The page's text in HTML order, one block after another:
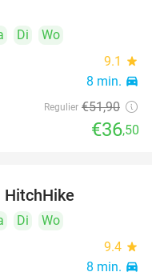
Di
Wo
9.1 star
8 min. directions_car
Regulier €51,90
€36,50
HitchHike
Di
Wo
9.4 star
8 min. directions_car